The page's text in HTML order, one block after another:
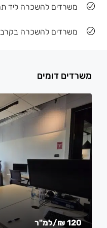
משרדים להשכרה ליד
משרדים להשכרה
משרדים דומים
120 ₪ /למ"ר